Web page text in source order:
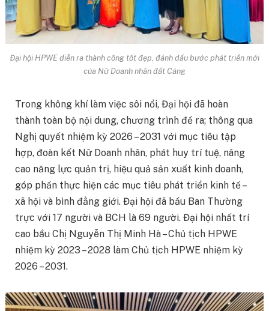
Đại hội HPWE diễn ra thành công tốt đẹp, đánh dấu bước phát triển mới
của Nữ Doanh nhân đất Cảng
Trong không khí làm việc sôi nổi, Đại hội đã hoàn
thành toàn bộ nội dung, chương trình đề ra; thông qua
Nghị quyết nhiệm kỳ 2026 – 2031 với mục tiêu tập
hợp, đoàn kết Nữ Doanh nhân, phát huy trí tuệ, nâng
cao năng lực quản trị, hiệu quả sản xuất kinh doanh,
góp phần thực hiện các mục tiêu phát triển kinh tế –
xã hội và bình đẳng giới. Đại hội đã bầu Ban Thường
trực với 17 người và BCH là 69 người. Đại hội nhất trí
cao bầu Chị Nguyễn Thị Minh Hà – Chủ tịch HPWE
nhiệm kỳ 2023 – 2028 làm Chủ tịch HPWE nhiệm kỳ
2026 – 2031.